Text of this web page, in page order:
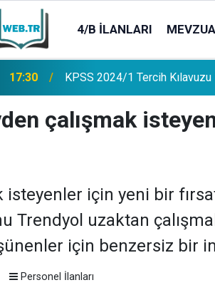
4/B İLANLARI
21:20 TL Mevduat Sahipleri İçin
çalışmak
isteyenler için yeni bir
Trendyol uzaktan
için benzersiz bir
Personel İlanları